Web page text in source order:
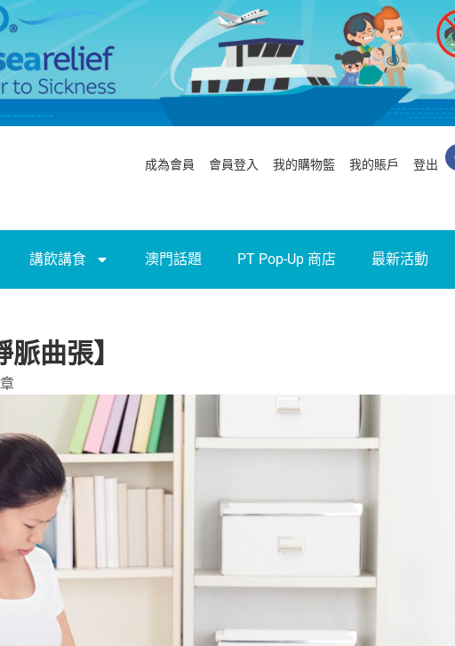
成為會員 會員登入 我的購物籃 我的賬戶 登出
講飲講食 澳門話題 PT Pop-Up 商店 最新活動
脈曲張】